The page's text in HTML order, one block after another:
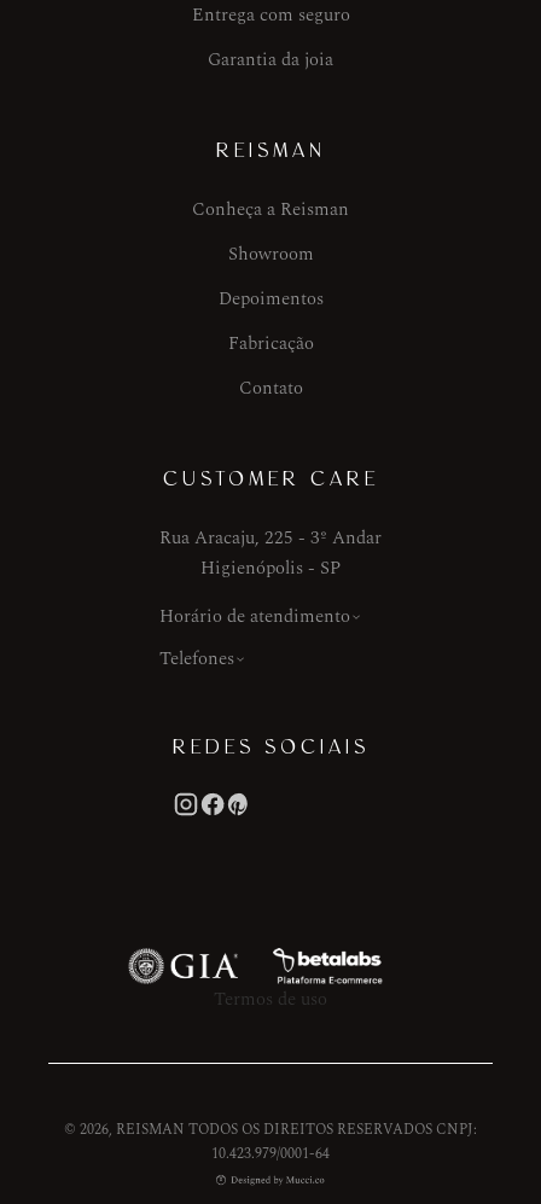
Entrega com seguro
Garantia da joia
REISMAN
Conheça a Reisman
Showroom
Depoimentos
Fabricação
Contato
CUSTOMER CARE
Rua Aracaju, 225 - 3º Andar
Higienópolis - SP
Horário de atendimento
Telefones
REDES SOCIAIS
Termos de uso
© 2026, REISMAN TODOS OS DIREITOS RESERVADOS CNPJ:
10.423.979/0001-64